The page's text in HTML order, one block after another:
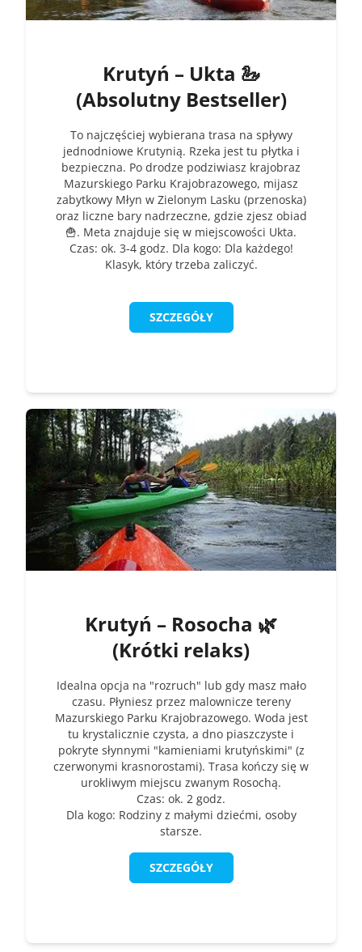
Krutyń – Ukta 🦢
(Absolutny Bestseller)
To najczęściej wybierana trasa na spływy
jednodniowe Krutynią. Rzeka jest tu płytka i
bezpieczna. Po drodze podziwiasz krajobraz
Mazurskiego Parku Krajobrazowego, mijasz
zabytkowy Młyn w Zielonym Lasku (przenoska)
oraz liczne bary nadrzeczne, gdzie zjesz obiad
🍟. Meta znajduje się w miejscowości Ukta.
Czas: ok. 3-4 godz. Dla kogo: Dla każdego!
Klasyk, który trzeba zaliczyć.
SZCZEGÓŁY
Krutyń – Rosocha 🌿
(Krótki relaks)
Idealna opcja na "rozruch" lub gdy masz mało
czasu. Płyniesz przez malownicze tereny
Mazurskiego Parku Krajobrazowego. Woda jest
tu krystalicznie czysta, a dno piaszczyste i
pokryte słynnymi "kamieniami krutyńskimi" (z
czerwonymi krasnorostami). Trasa kończy się w
urokliwym miejscu zwanym Rosochą.
Czas: ok. 2 godz.
Dla kogo: Rodziny z małymi dziećmi, osoby
starsze.
SZCZEGÓŁY